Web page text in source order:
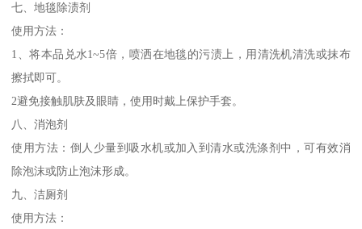
七、地毯除渍剂
使用方法：
1、将本品兑水1~5倍，喷洒在地毯的污渍上，用清洗机清洗或抹布
擦拭即可。
2避免接触肌肤及眼睛，使用时戴上保护手套。
八、消泡剂
使用方法：倒人少量到吸水机或加入到清水或洗涤剂中，可有效消
除泡沫或防止泡沫形成。
九、洁厕剂
使用方法：